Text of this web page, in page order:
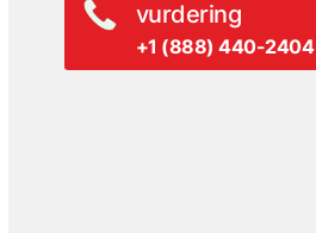
vurdering
+1 (888) 440-2404